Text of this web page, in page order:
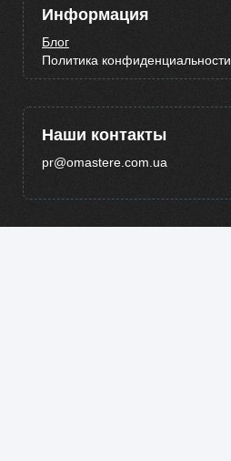
Информация
Блог
Политика конфиденциальности
Наши контакты
pr@omastere.com.ua